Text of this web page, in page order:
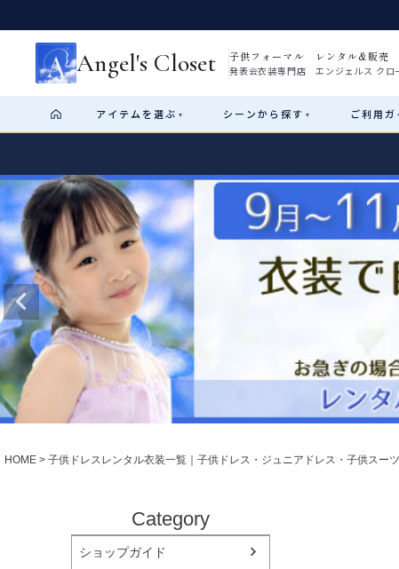
Angel's Closet 子供フォーマル レンタル&販売
発表会衣装専門店 エンジェルス クロ
アイテム を選ぶ ▾ シーンから探す ▾ ご利用ガ
Rental レンタル
女の子ドレス
小物・アクセ
アウター レディース
Recital & Concours
舞台で輝くステージ衣装
Wedding
Start はじめに
01 ショップガイド（総合案内）
レンタル・販売の入口
02 サイズの選び方
測り方と目安
Angel's Closetについて
創業2003年からの想い
Atelier
HOME 子供ドレスレンタル衣装一覧｜子供ドレス・ジュニアドレス・子供スーツ
Category
ショップガイド